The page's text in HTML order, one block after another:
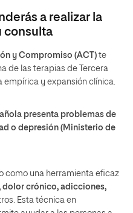
a realizar la
consulta
y Compromiso (ACT) te
de las terapias de Tercera
empírica y expansión clínica.
presenta problemas de
o depresión (Ministerio de
como una herramienta eficaz
dolor crónico, adicciones,
Esta técnica en